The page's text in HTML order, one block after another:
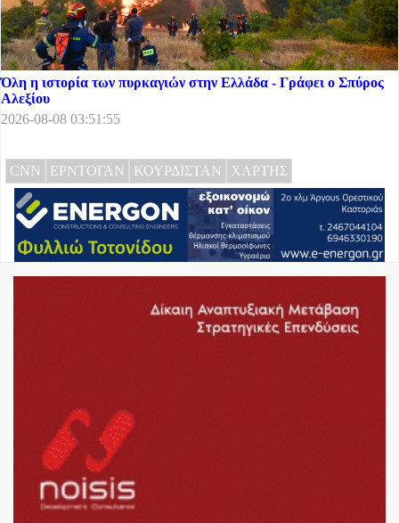
Όλη η ιστορία των πυρκαγιών στην Ελλάδα - Γράφει ο Σπύρος
Αλεξίου
2026-08-08 03:51:55
CNN ΕΡΝΤΟΓΑΝ ΚΟΥΡΔΙΣΤΑΝ ΧΑΡΤΗΣ